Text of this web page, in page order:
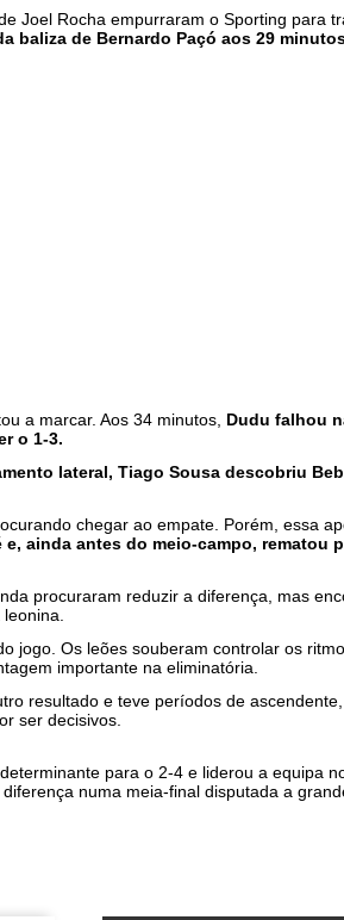
Joel Rocha empurraram o Sporting para
baliza de Bernardo Paçó aos 29
a marcar. Aos 34 minutos, Dudu falhou
o 1-3.
lateral, Tiago Sousa descobriu
chegar ao empate. Porém, essa
ainda antes do meio-campo, rematou
procuraram reduzir a diferença, mas
jogo. Os leões souberam controlar os
importante na eliminatória.
resultado e teve períodos de
ser decisivos.
para o 2-4 e liderou a equipa
numa meia-final disputada a